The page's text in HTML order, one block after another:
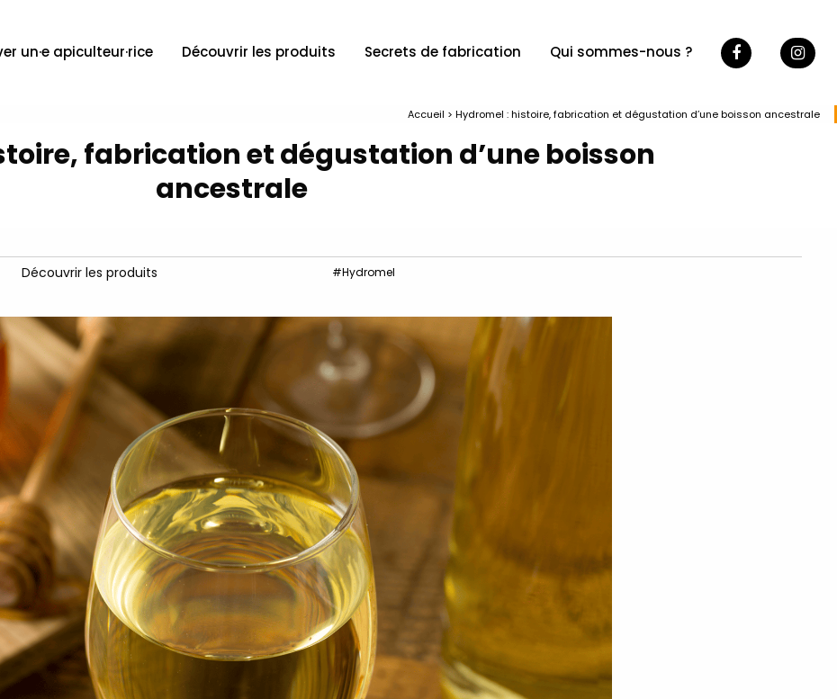
un·e apiculteur·rice Découvrir les produits Secrets de fabrication Qui sommes-nous ?
Accueil > Hydromel : histoire, fabrication et dégustation d’une boisson ancestrale
fabrication et dégustation d’une boisson
ancestrale
Découvrir les produits #Hydromel